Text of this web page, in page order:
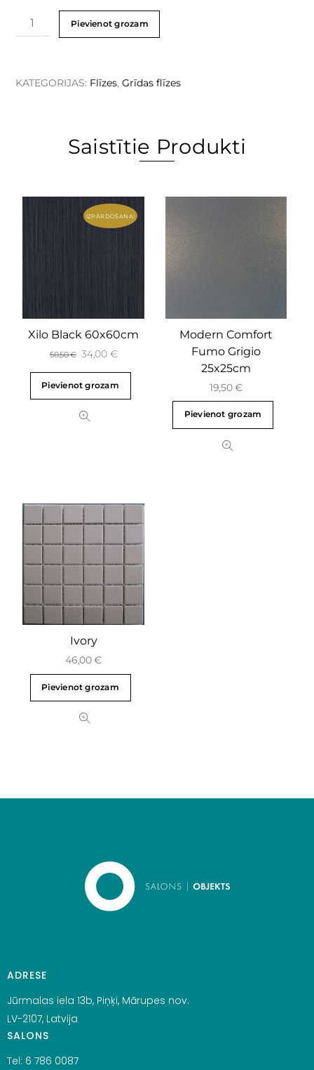
Pievienot grozam
KATEGORIJAS: Flīzes,Grīdas flīzes
Saistītie Produkti
IZPĀRDOŠANA!
Xilo Black 60x60cm
50,50€ 34,00 €
Pievienot grozam
Modern Comfort
Fumo Grigio
25x25cm
19,50€
Pievienot grozam
Ivory
46,00€
Pievienot grozam
ADRESE
Jūrmalas iela 13b, Piņķi, Mārupes nov.
LV-2107, Latvija
SALONS
Tel: 6 786 0087